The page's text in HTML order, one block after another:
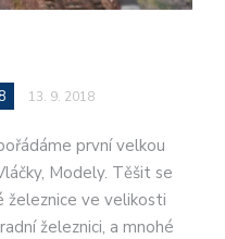
13. 9. 2018
první velkou
Modely. Těšit se
ve velikosti
železnici, a mnohé